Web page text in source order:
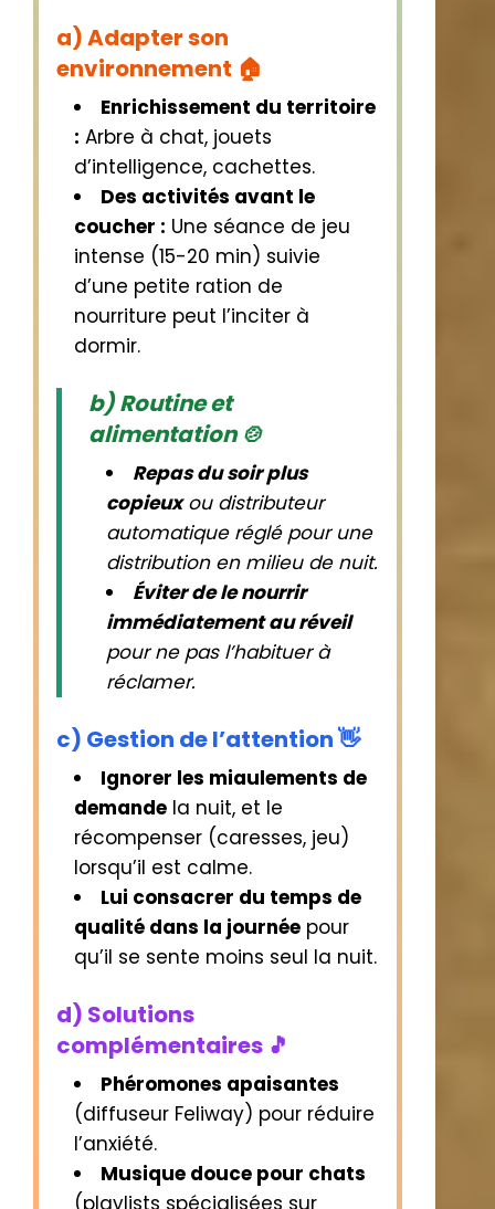
a) Adapter son
environnement 🏠
Enrichissement du territoire
: Arbre à chat, jouets
d’intelligence, cachettes.
Des activités avant le
coucher : Une séance de jeu
intense (15-20 min) suivie
d’une petite ration de
nourriture peut l’inciter à
dormir.
b) Routine et
alimentation 🍲
Repas du soir plus
copieuxou distributeur
automatique réglé pour une
distribution en milieu de nuit.
Éviter de le nourrir
immédiatement au réveil
pour ne pas l’habituer à
réclamer.
c) Gestion de l’attention 👋
Ignorer les miaulements de
demande la nuit, et le
récompenser (caresses, jeu)
lorsqu’il est calme.
Lui consacrer du temps de
qualité dans la journée pour
qu’il se sente moins seul la nuit.
d) Solutions
complémentaires 🎵
Phéromones apaisantes
(diffuseur Feliway) pour réduire
l’anxiété.
Musique douce pour chats
(playlists spécialisées sur